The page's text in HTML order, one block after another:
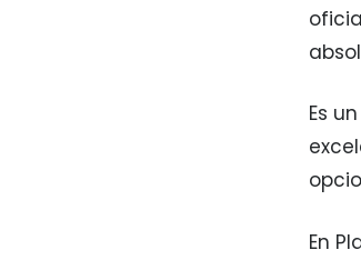
Es
En